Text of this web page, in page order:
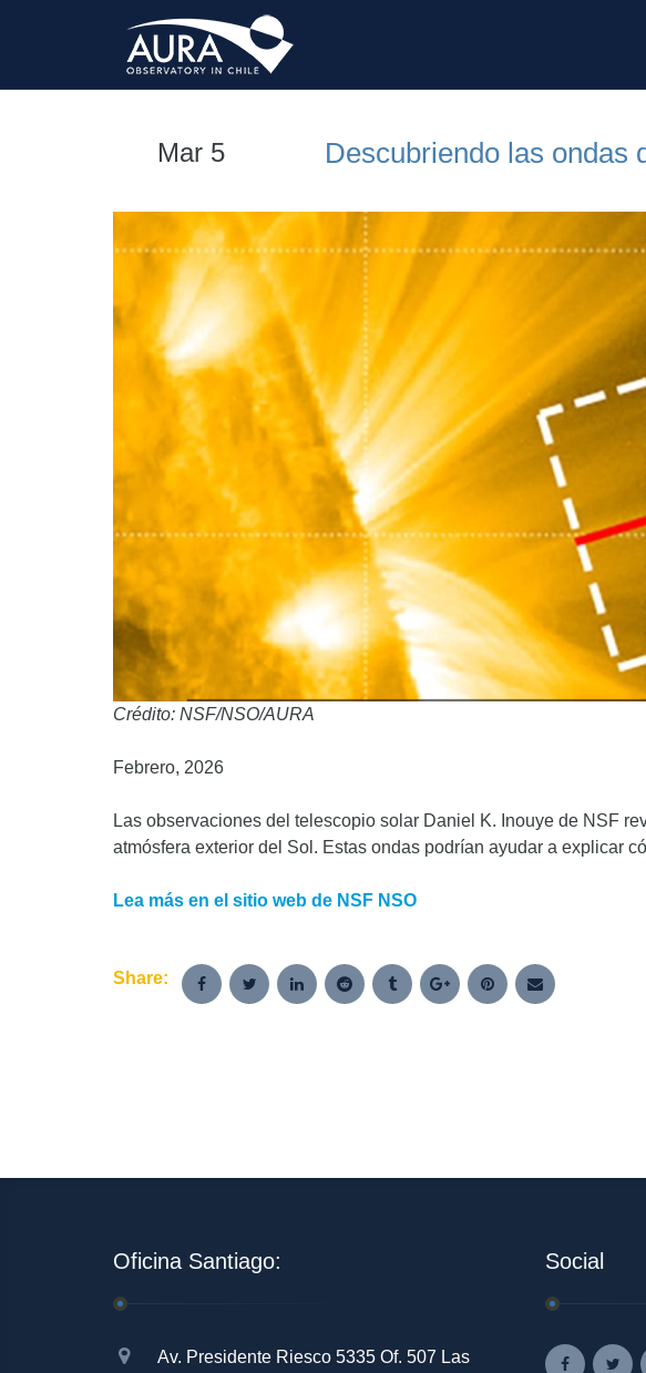
Mar 5 Descubriendo las ondas
Crédito: NSF/NSO/AURA
Febrero, 2026
Las observaciones del telescopio solar Daniel K. Inouye de NSF
atmósfera exterior del Sol. Estas ondas podrían ayudar a explicar
Lea más en el sitio web de NSF NSO
Share:
Oficina Santiago:
Av. Presidente Riesco 5335 Of. 507 Las
Social